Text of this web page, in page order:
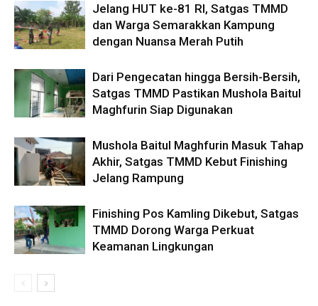
Jelang HUT ke-81 RI, Satgas TMMD
dan Warga Semarakkan Kampung
dengan Nuansa Merah Putih
Dari Pengecatan hingga Bersih-Bersih,
Satgas TMMD Pastikan Mushola Baitul
Maghfurin Siap Digunakan
Mushola Baitul Maghfurin Masuk Tahap
Akhir, Satgas TMMD Kebut Finishing
Jelang Rampung
Finishing Pos Kamling Dikebut, Satgas
TMMD Dorong Warga Perkuat
Keamanan Lingkungan